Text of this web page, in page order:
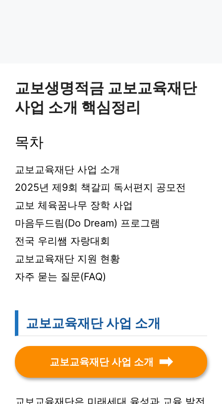
교보생명적금 교보교육재단
사업 소개 핵심정리
목차
교보교육재단 사업 소개
2025년 제9회 책갈피 독서편지 공모전
교보 체육꿈나무 장학 사업
마음두드림(Do Dream) 프로그램
전국 우리쌤 자랑대회
교보교육재단 지원 현황
자주 묻는 질문(FAQ)
교보교육재단 사업 소개
교보교육재단 사업 소개
교보교육재단은 미래세대 육성과 교육 발전